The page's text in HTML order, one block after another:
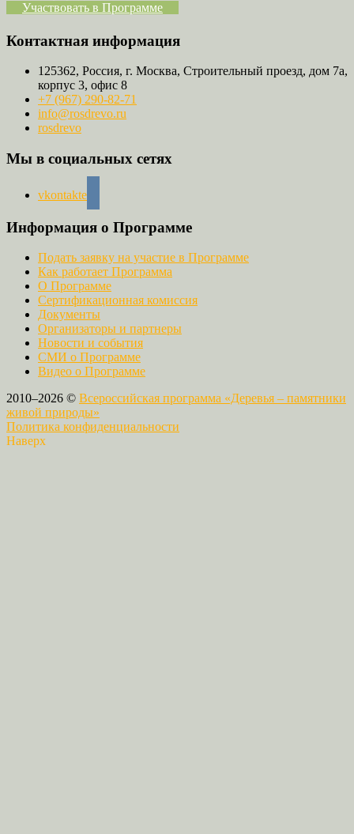
Участвовать в Программе
Контактная информация
125362, Россия, г. Москва, Строительный проезд, дом 7а,
корпус 3, офис 8
+7 (967) 290-82-71
info@rosdrevo.ru
rosdrevo
Мы в социальных сетях
vkontakte
Информация о Программе
Подать заявку на участие в Программе
Как работает Программа
О Программе
Сертификационная комиссия
Документы
Организаторы и партнеры
Новости и события
СМИ о Программе
Видео о Программе
2010–2026 © Всероссийская программа «Деревья – памятники
живой природы»
Политика конфиденциальности
Наверх